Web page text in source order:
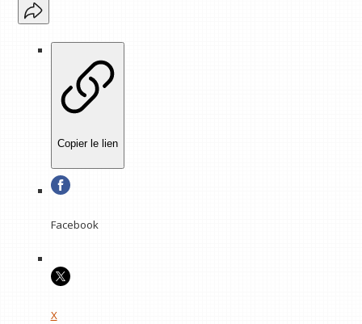
Copier le lien
Facebook
X